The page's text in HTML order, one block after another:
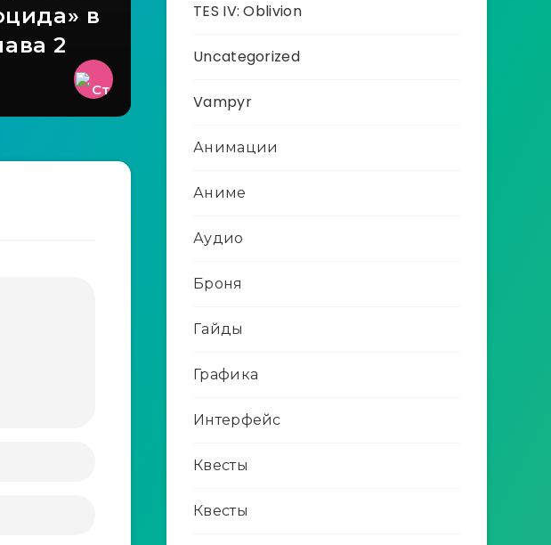
в
2
TES IV: Oblivion
Uncategorized
Vampyr
Анимации
Аниме
Аудио
Броня
Гайды
Графика
Интерфейс
Квесты
Квесты